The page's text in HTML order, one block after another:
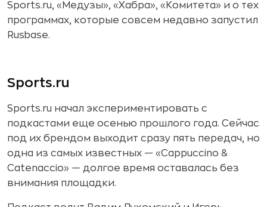
Sports.ru, «Медузы», «Хабра», «Комитета» и о тех
программах, которые совсем недавно запустил
Rusbase.
Sports.ru
Sports.ru начал экспериментировать с
подкастами еще осенью прошлого года. Сейчас
под их брендом выходит сразу пять передач, но
одна из самых известных — «Cappuccino &
Catenaccio» — долгое время оставалась без
внимания площадки.